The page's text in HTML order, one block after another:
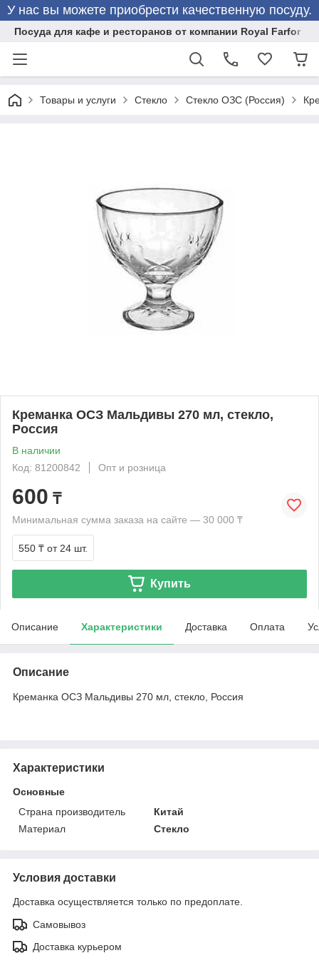
У нас вы можете приобрести качественную посуду.
Посуда для кафе и ресторанов от компании Royal Farfor
Товары и услуги Стекло Стекло ОЗС (Россия)
Креманка ОСЗ Мальдивы 270 мл, стекло,
Россия
В наличии
Код: 81200842
Опт и розница
600 ₸
Минимальная сумма заказа на сайте — 30 000 ₸
550 ₸ от 24 шт.
Купить
Описание Характеристики Доставка Оплата
Описание
Креманка ОСЗ Мальдивы 270 мл, стекло, Россия
Характеристики
Основные
Страна производитель
Китай
Материал
Стекло
Условия доставки
Доставка осуществляется только по предоплате.
Самовывоз
Доставка курьером